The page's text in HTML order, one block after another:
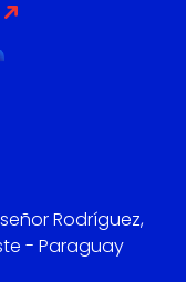
Rodríguez,
- Paraguay